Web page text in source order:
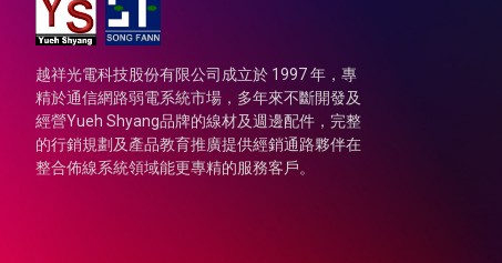
越祥光電科技股份有限公司成立於 1997 年，專
精於通信網路弱電系統市場，多年來不斷開發及
經營Yueh Shyang品牌的線材及週邊配件，完整
的行銷規劃及產品教育推廣提供經銷通路夥伴在
整合佈線系統領域能更專精的服務客戶。